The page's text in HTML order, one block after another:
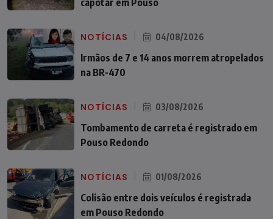
NOTÍCIAS 04/08/2026
Irmãos de 7 e 14 anos morrem atropelados
na BR-470
NOTÍCIAS 03/08/2026
Tombamento de carreta é registrado em
Pouso Redondo
NOTÍCIAS 01/08/2026
Colisão entre dois veículos é registrada
em Pouso Redondo